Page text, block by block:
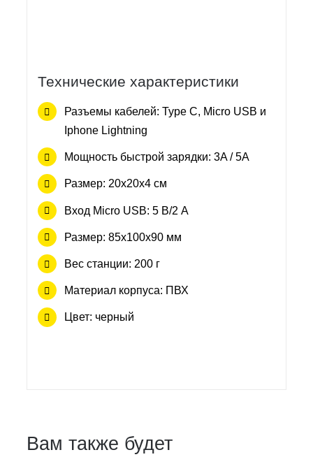
Технические характеристики
Разъемы кабелей: Type C, Micro USB и
Iphone Lightning
Мощность быстрой зарядки: 3A / 5А
Размер: 20x20x4 см
Вход Micro USB: 5 В/2 А
Размер: 85x100x90 мм
Вес станции: 200 г
Материал корпуса: ПВХ
Цвет: черный
Вам также будет